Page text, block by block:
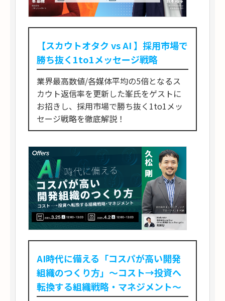
【スカウトオタク vs AI 】採用市場で
勝ち抜く1to1メッセージ戦略
業界最高数値/各媒体平均の5倍となるス
カウト返信率を更新した峯氏をゲストに
お招きし、採用市場で勝ち抜く1to1メッ
セージ戦略を徹底解説！
AI時代に備える「コスパが高い開発
組織のつくり方」〜コスト→投資へ
転換する組織戦略・マネジメント〜